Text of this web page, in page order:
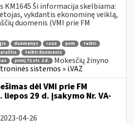
KM1645 Ši informacija skelbiama:
vykdantis ekonominę veiklą,
duomenis (VMI prie FM
duomenys i.vaz pvm
teikti
teikti duomenis
pvmį 71 str. 2 d.
Mokesčių žinyno
sistemos » i.VAZ
dėl VMI prie FM
29 d. įsakymo Nr. VA-
2023-04-26